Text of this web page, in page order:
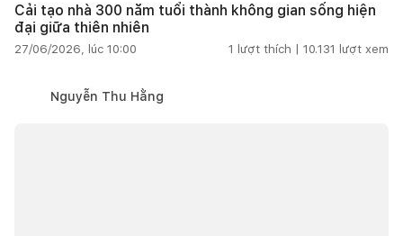
Cải tạo nhà 300 năm tuổi thành không gian sống hiện
đại giữa thiên nhiên
27/06/2026, lúc 10:00 1 lượt thích | 10.131 lượt xem
Nguyễn Thu Hằng